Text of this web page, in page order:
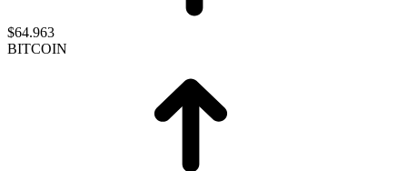
$64.963
BITCOIN